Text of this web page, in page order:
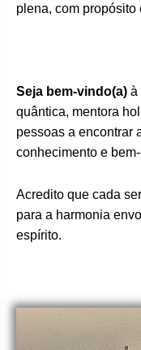
plena, com propósito
Seja bem-vindo(a) à
quântica, mentora
pessoas a encontrar
conhecimento e
Acredito que cada
para a harmonia
espírito.